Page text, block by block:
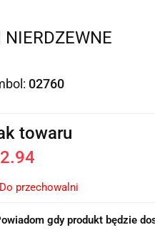
02760
towaru
Do przechowalni
gdy produkt będzie